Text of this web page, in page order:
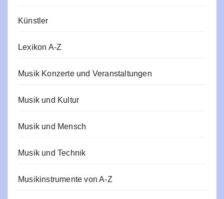
Künstler
Lexikon A-Z
Musik Konzerte und Veranstaltungen
Musik und Kultur
Musik und Mensch
Musik und Technik
Musikinstrumente von A-Z